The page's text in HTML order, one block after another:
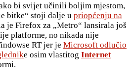
bi svijet učinili boljim mjestom,
bitke“ stoji dalje u priopćenju na
je Firefox za „Metro“ lansirala još
platforme, no nikada nije
RT jer je Microsoft odlučio
e osim vlastitog Internet